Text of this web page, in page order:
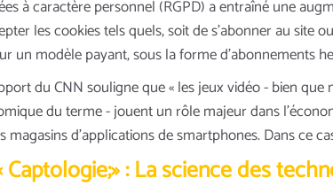
à caractère personnel (RGPD) a entraîné une
les cookies tels quels, soit de s’abonner au
un modèle payant, sous la forme d’abonnements
du CNN souligne que « les jeux vidéo - bien
du terme - jouent un rôle majeur dans
magasins d’applications de smartphones. Dans ce
Captologie;» : La science des